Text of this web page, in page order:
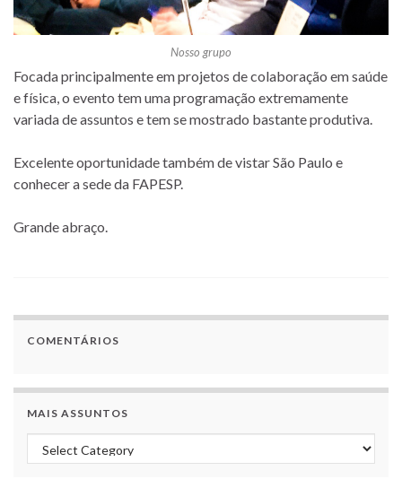
Nosso grupo
Focada principalmente em projetos de colaboração em saúde
e física, o evento tem uma programação extremamente
variada de assuntos e tem se mostrado bastante produtiva.
Excelente oportunidade também de vistar São Paulo e
conhecer a sede da FAPESP.
Grande abraço.
COMENTÁRIOS
MAIS ASSUNTOS
Mais assuntos